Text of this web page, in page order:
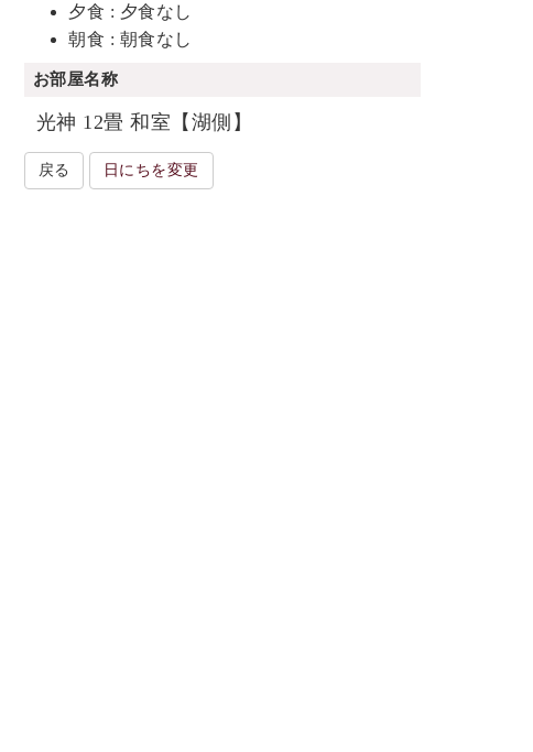
夕食 : 夕食なし
朝食 : 朝食なし
お部屋名称
光神 12畳 和室【湖側】
戻る 日にちを変更